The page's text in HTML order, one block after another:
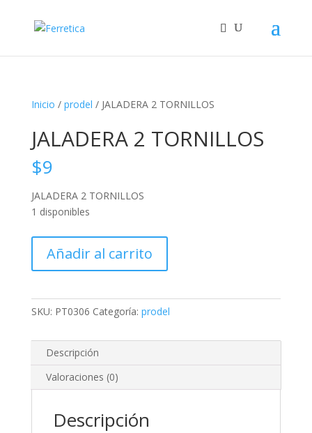
Inicio / prodel / JALADERA 2 TORNILLOS
JALADERA 2 TORNILLOS
$9
JALADERA 2 TORNILLOS
1 disponibles
TORNILLOS
Añadir al carrito
SKU: PT0306 Categoría: prodel
Descripción
Valoraciones (0)
Descripción